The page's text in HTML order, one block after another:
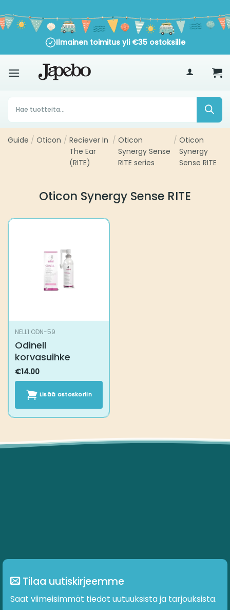
sisältöön
Ilmainen toimitus yli €35ostoksille
Products
search
Guide / Oticon / Reciever In
The Ear
(RITE)
/ Oticon
Synergy Sense
RITE series
/ Oticon
Synergy
Sense RITE
Oticon Synergy Sense RITE
NELL1 ODN-59
Odinell
korvasuihke
€14.00
Lisää ostoskoriin
Tilaa uutiskirjeemme
Saat viimeisimmät tiedot uutuuksista ja tarjouksista.